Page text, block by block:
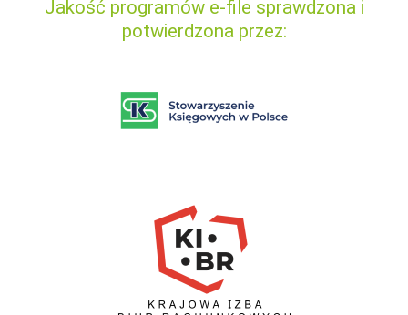
Jakość programów e-file sprawdzona i
potwierdzona przez: